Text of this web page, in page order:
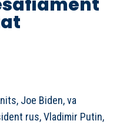
Joe Biden, va
rus, Vladimir Putin,